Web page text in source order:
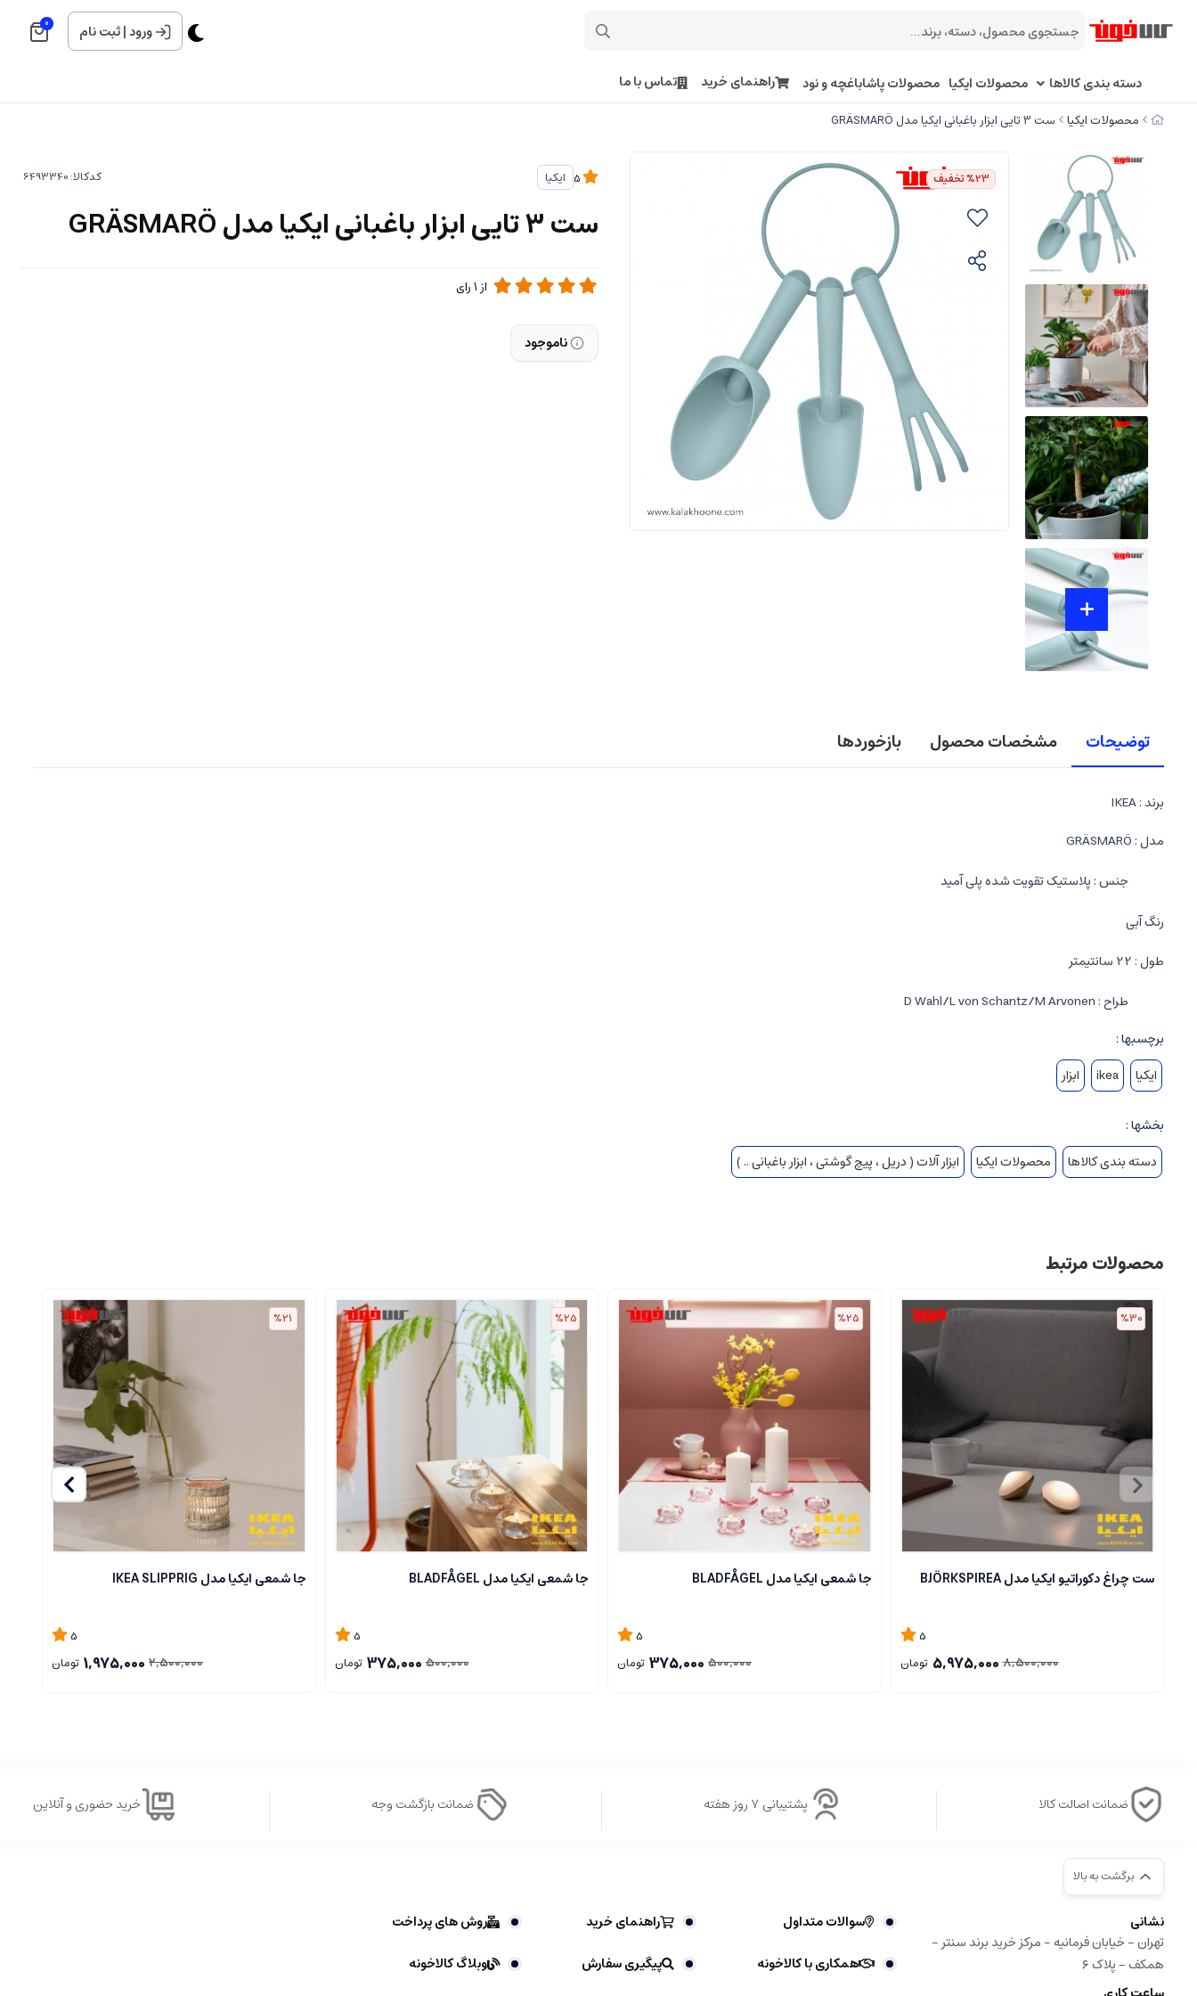
ورود|ثبت نام 0
دسته بندی کالاها محصولات ایکیا محصولات پاشاباغچه و نود راهنمای خرید تماس با ما
محصولات ایکیا ست 3 تایی ابزار باغبانی ایکیا مدل GRÄSMARÖ
%23تخفیف ایکیا کدکالا:
ست 3 تایی ابزار باغبانی ایکیا مدل GRÄSMARÖ
از1رای
ناموجود
توضیحات مشخصات محصول بازخوردها
برند : IKEA
مدل : GRÄSMARÖ
جنس : پلاستیک تقویت شده پلی آمید
رنگ آبی
طول : 22 سانتیمتر
طراح : D Wahl/L von Schantz/M Arvonen
برچسبها :
ایکیا
ikea ابزار
بخشها :
دسته بندی کالاها
محصولات ایکیا ابزار آلات ( دریل ، پیچ گوشتی ، ابزار باغبانی .. )
محصولات مرتبط
%30
ست چراغ دکوراتیو ایکیا مدل BJÖRKSPIREA
5
8,500,000
5,975,000 تومان
%25
جا شمعی ایکیا مدل BLADFÅGEL
5
500,000
375,000 تومان
%25
جا شمعی ایکیا مدل BLADFÅGEL
5
500,000
375,000 تومان
%21
جا شمعی ایکیا مدل IKEA SLIPPRIG
5
2,500,000
1,975,000 تومان
ضمانت اصالت کالا پشتیبانی ۷ روز هفته ضمانت بازگشت وجه خرید حضوری و آنلاین
برگشت به بالا
نشانی
تهران - خیابان فرمانیه - مرکز خرید برند سنتر -
همکف - پلاک ۶
سوالات متداول راهنمای خرید
روش های پرداخت
همکاری با کالاخونه
پیگیری سفارش
وبلاگ کالاخونه